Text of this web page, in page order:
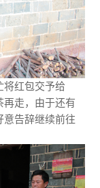
将红包交予给
再走，由于还有
意告辞继续前往